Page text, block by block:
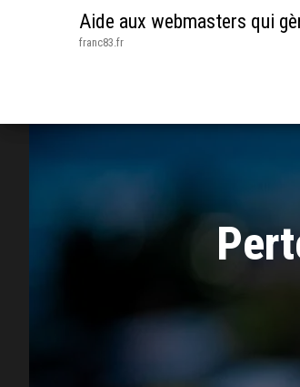
Aide aux webmasters qui
franc83.fr